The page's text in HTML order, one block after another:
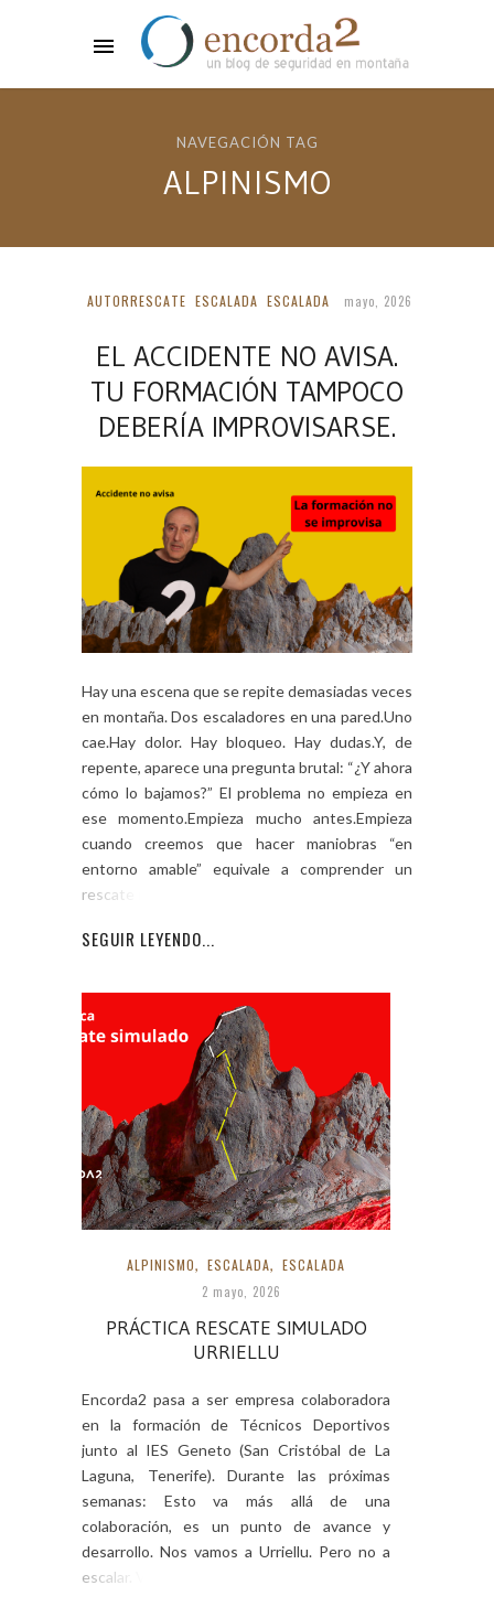
NAVEGACIÓN TAG
ALPINISMO
AUTORRESCATE ESCALADA ESCALADA mayo, 2026
EL ACCIDENTE NO AVISA.
TU FORMACIÓN TAMPOCO
DEBERÍA IMPROVISARSE.
Hay una escena que se repite demasiadas veces
en montaña. Dos escaladores en una pared.Uno
cae.Hay dolor. Hay bloqueo. Hay dudas.Y, de
repente, aparece una pregunta brutal: “¿Y ahora
cómo lo bajamos?” El problema no empieza en
ese momento.Empieza mucho antes.Empieza
cuando creemos que hacer maniobras “en
entorno amable” equivale a comprender un
rescate real. […]
SEGUIR LEYENDO...
ALPINISMO, ESCALADA, ESCALADA
2 mayo, 2026
PRÁCTICA RESCATE SIMULADO
URRIELLU
Encorda2 pasa a ser empresa colaboradora
en la formación de Técnicos Deportivos
junto al IES Geneto (San Cristóbal de La
Laguna, Tenerife). Durante las próximas
semanas: Esto va más allá de una
colaboración, es un punto de avance y
desarrollo. Nos vamos a Urriellu. Pero no a
escalar. Vamos a